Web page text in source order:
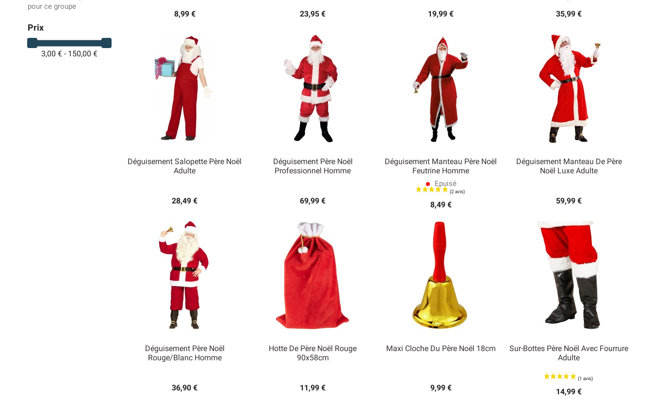
pour ce groupe
Prix
3,00 € - 150,00 €
8,99 € 23,95 € 19,99 € 35,99 €
Déguisement Salopette Père Noël
Adulte
28,49 €
Déguisement Père Noël
Professionnel Homme
69,99 €
Déguisement Manteau Père Noël
Feutrine Homme
lens Epuisé
8,49 €
 Aperçu rapide
Déguisement Manteau De Père
Noël Luxe Adulte
59,99 €
Déguisement Père Noël
Rouge/blanc Homme
36,90 €
Hotte De Père Noël Rouge
90x58cm
11,99 €
Maxi Cloche Du Père Noël 18cm
9,99 €
Sur-Bottes Père Noël Avec Fourrure
Adulte
14,99 €
 Aperçu rapide